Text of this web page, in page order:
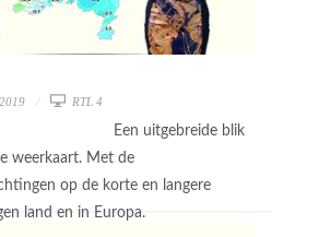
RTL 4
Een uitgebreide blik
weerkaart. Met de
op de korte en langere
land en in Europa.